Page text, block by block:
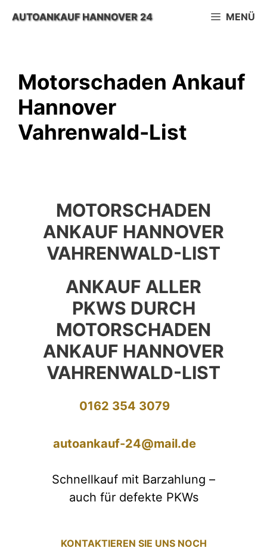
InhaltAUTOANKAUF HANNOVER 24 MENÜ
Motorschaden Ankauf
Hannover
Vahrenwald-List
MOTORSCHADEN
ANKAUF HANNOVER
VAHRENWALD-LIST
ANKAUF ALLER
PKWS DURCH
MOTORSCHADEN
ANKAUF HANNOVER
VAHRENWALD-LIST
0162 354 3079
autoankauf-24@mail.de
Schnellkauf mit Barzahlung –
auch für defekte PKWs
KONTAKTIEREN SIE UNS NOCH